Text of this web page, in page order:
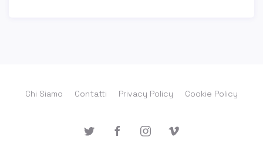
Chi Siamo Contatti Privacy Policy Cookie Policy